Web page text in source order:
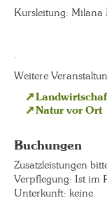
Kursleitung: Milana
.
Weitere
Natur vor Ort
Buchungen
Zusatzleistungen
Verpflegung: Ist im
Unterkunft: keine.